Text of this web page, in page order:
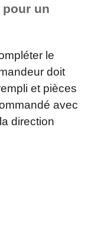
un
le
doit
et pièces
avec
direction